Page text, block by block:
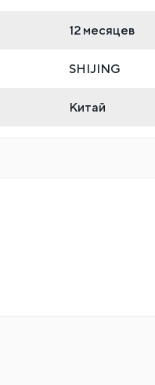
12 месяцев
SHIJING
Китай